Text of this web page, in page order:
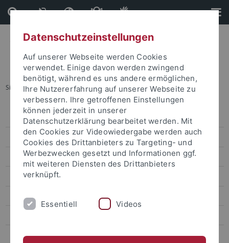
Direkt
zum
Inhalt
Direkt
zur
Fußleiste
Sie sind hier: Startseite ... Orientierungs- / Kursangebote
Degree-seeking students
Studienangebot für internationale Studierende
Bewerbung für internationale Studierende
Studienanfang für internationale Studierende
Buddy Programm
Datenschutzeinstellungen
Auf unserer Webseite werden Cookies
verwendet. Einige davon werden zwingend
benötigt, während es uns andere ermöglichen,
Ihre Nutzererfahrung auf unserer Webseite zu
verbessern. Ihre getroffenen Einstellungen
können jederzeit in unserer
Datenschutzerklärung bearbeitet werden. Mit
den Cookies zur Videowiedergabe werden auch
Cookies des Drittanbieters zu Targeting- und
Werbezwecken gesetzt und Informationen ggf.
mit weiteren Diensten des Drittanbieters
verknüpft.
Essentiell Videos